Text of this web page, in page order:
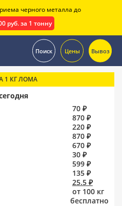
Поиск Цены Вывоз
1 КГ ЛОМА
70 ₽
870 ₽
220 ₽
870 ₽
670 ₽
30 ₽
599 ₽
135 ₽
25.5 ₽
от 100 кг
бесплатно
черного металла до
руб. за 1 тонну
.